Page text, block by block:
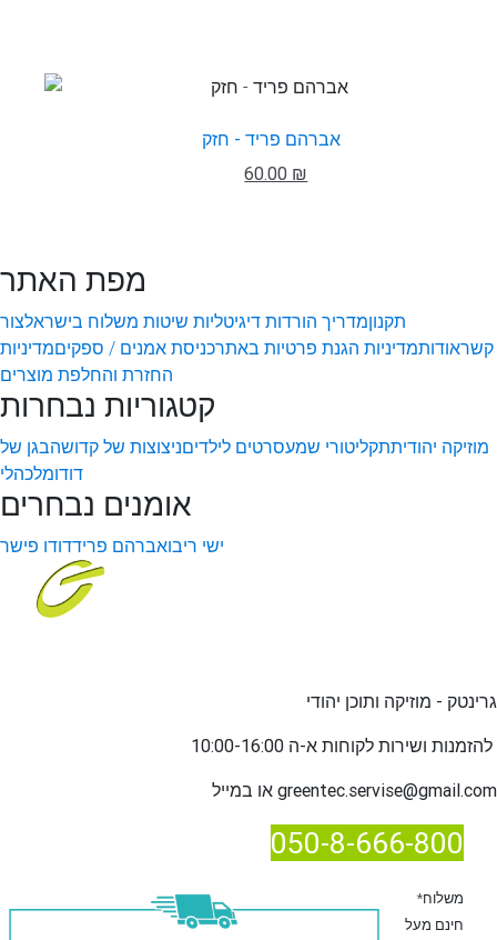
אברהם פריד - חזק
60.00 ₪
מפת האתר
תקנוןמדריך הורדות דיגיטליות שיטות משלוח בישראלצור
קשראודותמדיניות הגנת פרטיות באתרכניסת אמנים / ספקיםמדיניות
החזרת והחלפת מוצרים
קטגוריות נבחרות
מוזיקה יהודיתתקליטורי שמעסרטים לילדיםניצוצות של קדושהבגן של
דודומלכהלי
אומנים נבחרים
ישי ריבואברהם פרידדודו פישר
גרינטק - מוזיקה ותוכן יהודי
להזמנות ו
greentec.servise@gmail.com
050-8-666-800
*משלוח
חינם מעל